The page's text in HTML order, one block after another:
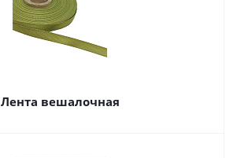
Лента вешалочная